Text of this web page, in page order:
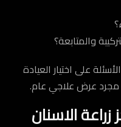
والمتابعة؟
على اختيار العيادة
مجرد عرض علاجي عام.
الاسنان